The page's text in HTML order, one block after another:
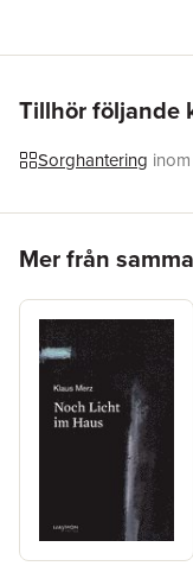
Illustratör
Tillhör följande
Sorghantering inom
Mer från